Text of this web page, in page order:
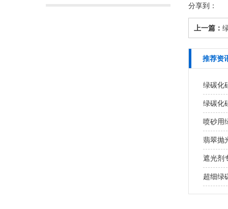
分享到：
上一篇：
推荐资
绿碳化
绿碳化
喷砂用
翡翠抛
遮光剂
超细绿